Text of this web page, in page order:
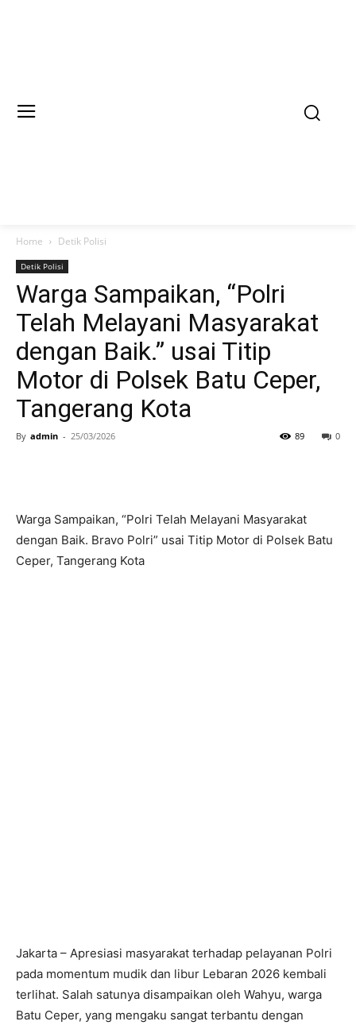
Home Detik Polisi
Detik Polisi
Warga Sampaikan, “Polri
Telah Melayani Masyarakat
dengan Baik.” usai Titip
Motor di Polsek Batu Ceper,
Tangerang Kota
By admin - 25/03/2026 0
89
Warga Sampaikan, “Polri Telah Melayani Masyarakat
dengan Baik. Bravo Polri” usai Titip Motor di Polsek Batu
Ceper, Tangerang Kota
Jakarta – Apresiasi masyarakat terhadap pelayanan Polri
pada momentum mudik dan libur Lebaran 2026 kembali
terlihat. Salah satunya disampaikan oleh Wahyu, warga
Batu Ceper, yang mengaku sangat terbantu dengan